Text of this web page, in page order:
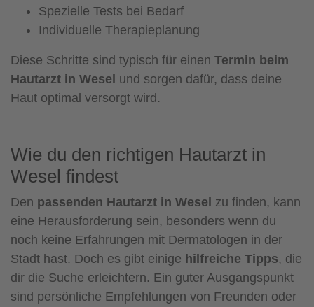
Spezielle Tests bei Bedarf
Individuelle Therapieplanung
Diese Schritte sind typisch für einen Termin beim
Hautarzt in Wesel und sorgen dafür, dass deine
Haut optimal versorgt wird.
Wie du den richtigen Hautarzt in
Wesel findest
Den passenden Hautarzt in Wesel zu finden, kann
eine Herausforderung sein, besonders wenn du
noch keine Erfahrungen mit Dermatologen in der
Stadt hast. Doch es gibt einige hilfreiche Tipps, die
dir die Suche erleichtern. Ein guter Ausgangspunkt
sind persönliche Empfehlungen von Freunden oder